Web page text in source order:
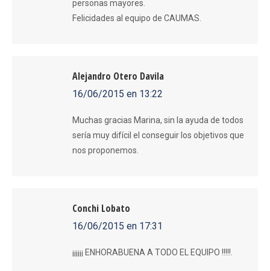
personas mayores.
Felicidades al equipo de CAUMAS.
Alejandro Otero Davila
dice:
16/06/2015 en 13:22
Muchas gracias Marina, sin la ayuda de todos
sería muy difícil el conseguir los objetivos que
nos proponemos.
Conchi Lobato
dice:
16/06/2015 en 17:31
¡¡¡¡¡¡ ENHORABUENA A TODO EL EQUIPO !!!!!.